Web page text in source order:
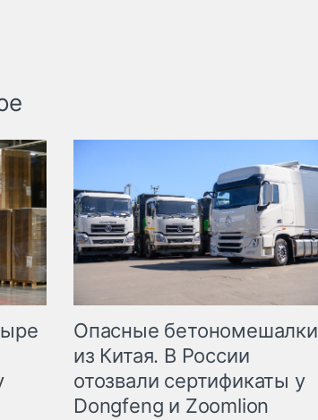
Опасные бетономешалки
из Китая. В России
отозвали сертификаты у
Dongfeng и Zoomlion